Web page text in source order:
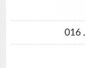
016